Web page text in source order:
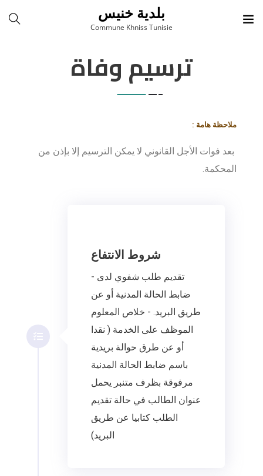
بلدية خنيس
Commune Khniss Tunisie
ترسيم وفاة
ملاحظة هامة :
بعد فوات الأجل القانوني لا يمكن الترسيم إلا بإذن من
المحكمة.
شروط الانتفاع
- تقديم طلب شفوي لدى
ضابط الحالة المدنية أو عن
طريق البريد. - خلاص المعلوم
الموظف على الخدمة ( نقدا
أو عن طرق حوالة بريدية
باسم ضابط الحالة المدنية
مرفوقة بظرف متنبر يحمل
عنوان الطالب في حالة تقديم
الطلب كتابيا عن طريق
البريد)